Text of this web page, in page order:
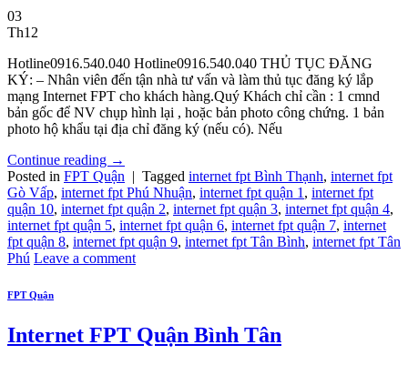
03
Th12
Hotline0916.540.040 Hotline0916.540.040 THỦ TỤC ĐĂNG
KÝ: – Nhân viên đến tận nhà tư vấn và làm thủ tục đăng ký lắp
mạng Internet FPT cho khách hàng.Quý Khách chỉ cần : 1 cmnd
bản gốc để NV chụp hình lại , hoặc bản photo công chứng. 1 bản
photo hộ khẩu tại địa chỉ đăng ký (nếu có). Nếu
Continue reading →
Posted in FPT Quận | Tagged internet fpt Bình Thạnh, internet fpt
Gò Vấp, internet fpt Phú Nhuận, internet fpt quận 1 , internet fpt
quận 10, internet fpt quận 2, internet fpt quận 3, internet fpt quận 4,
internet fpt quận 5, internet fpt quận 6, internet fpt quận 7, internet
fpt quận 8, internet fpt quận 9, internet fpt Tân Bình, internet fpt Tân
Phú Leave a comment
FPT Quận
Internet FPT Quận Bình Tân